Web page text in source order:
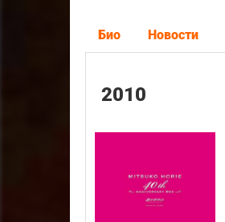
Био Новости
2010